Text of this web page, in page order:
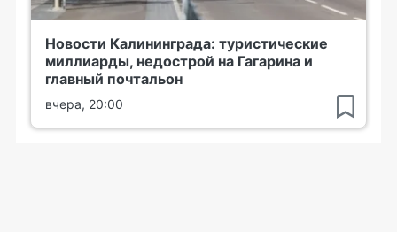
Новости Калининграда: туристические
миллиарды, недострой на Гагарина и
главный почтальон
вчера, 20:00